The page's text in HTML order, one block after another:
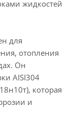
жидкостей
для
отопления
Он
AISI304
которая
и